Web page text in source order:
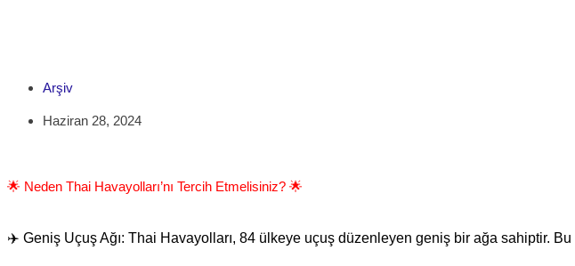
Arşiv
Haziran 28, 2024
🌟 Neden Thai Havayolları’nı Tercih Etmelisiniz? 🌟
✈️ Geniş Uçuş Ağı: Thai Havayolları, 84 ülkeye uçuş düzenleyen geniş bir ağa sahiptir.